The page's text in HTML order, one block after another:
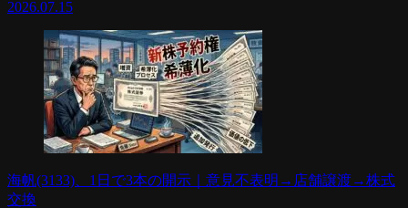
2026.07.15
海帆(3133)、1日で3本の開示｜意見不表明→店舗譲渡→株式
交換